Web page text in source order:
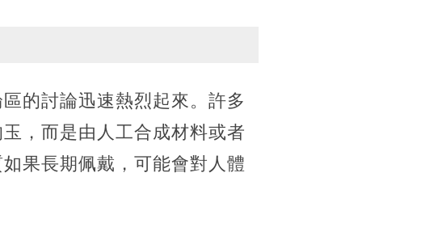
的討論迅速熱烈起來。許多
，而是由人工合成材料或者
果長期佩戴，可能會對人體